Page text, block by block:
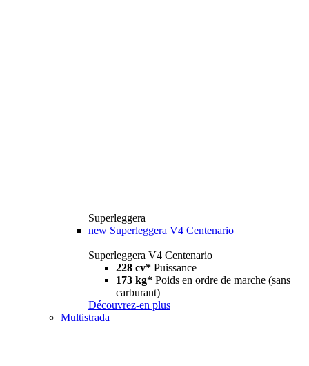
Superleggera
new Superleggera V4 Centenario
Superleggera V4 Centenario
228 cv* Puissance
173 kg* Poids en ordre de marche (sans
carburant)
Découvrez-en plus
Multistrada